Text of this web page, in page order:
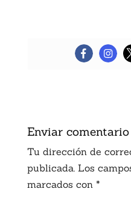
Enviar comentario
Tu dirección de
publicada. Los
marcados con *